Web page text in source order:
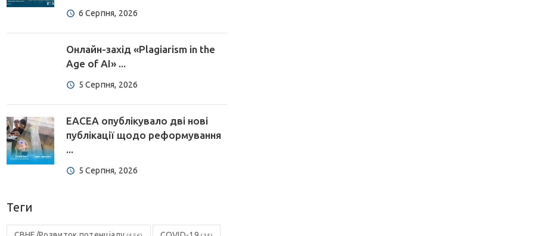
6 Серпня, 2026
Онлайн-захід «Plagiarism in the
Age of AI» ...
5 Серпня, 2026
EACEA опублікувало дві нові
публікації щодо реформування
...
5 Серпня, 2026
Теги